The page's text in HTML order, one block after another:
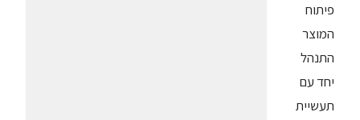
פיתוח
המוצר
התנהל
יחד עם
תעשיית